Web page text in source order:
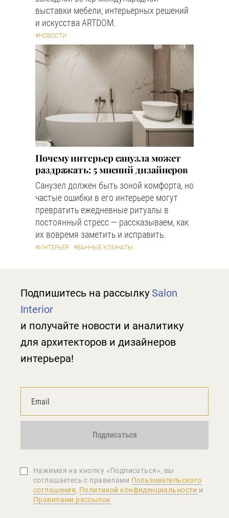
выставки мебели, интерьерных решений
и искусства ARTDOM.
#НОВОСТИ
Почему интерьер санузла может
раздражать: 5 мнений дизайнеров
Санузел должен быть зоной комфорта, но
частые ошибки в его интерьере могут
превратить ежедневные ритуалы в
постоянный стресс — рассказываем, как
их вовремя заметить и исправить.
#ИНТЕРЬЕР #ВАННЫЕ КОМНАТЫ
Подпишитесь на рассылку Salon
Interior
и получайте новости и аналитику
для архитекторов и дизайнеров
интерьера!
Подписаться
Нажимая на кнопку «Подписаться», вы
соглашаетеcь с правилами Пользовательского
соглашения, Политикой конфиденциальности и
Правилами рассылок